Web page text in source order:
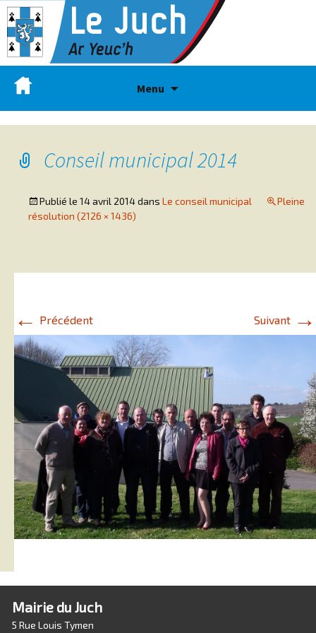
Menu
Conseil municipal 2014
Publié le 14 avril 2014dans Le conseil municipal
Pleine
résolution (2126 × 1436)
← Précédent Suivant →
Mairie du Juch
5 Rue Louis Tymen